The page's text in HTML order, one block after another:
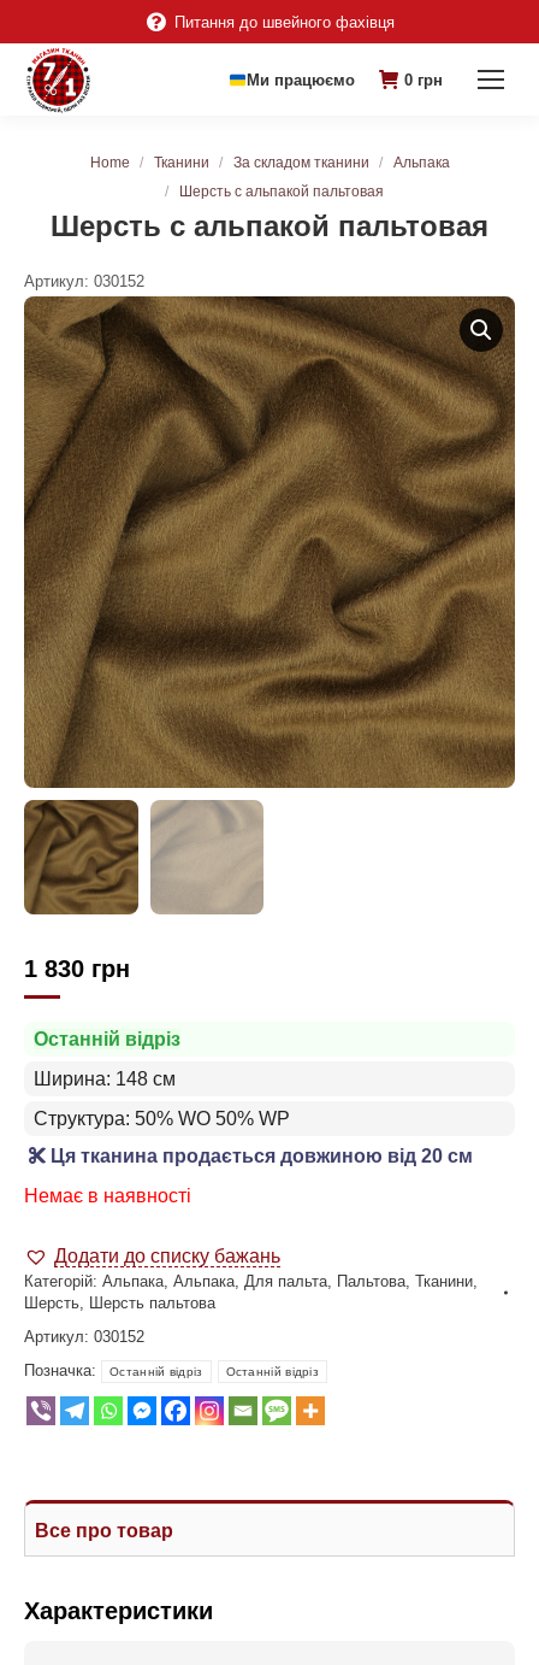
Питання до швейного фахівця
Ми працюємо 0 грн
Шерсть с альпакой пальтовая
You are here:
Home Тканини За складом тканини
Альпака
Шерсть с альпакой пальтовая
Артикул: 030152
1 830 грн
Останній відріз
Ширина: 148 см
Структура: 50% WO 50% WP
Ця тканина продається довжиною від 20 см
Немає в наявності
Додати до списку бажань
Категорій: Альпака Альпака Для пальта Пальтова Тканини
Шерсть Шерсть пальтова
Артикул: 030152
Позначка:
Останній відріз Останній відріз
Все про товар
Характеристики